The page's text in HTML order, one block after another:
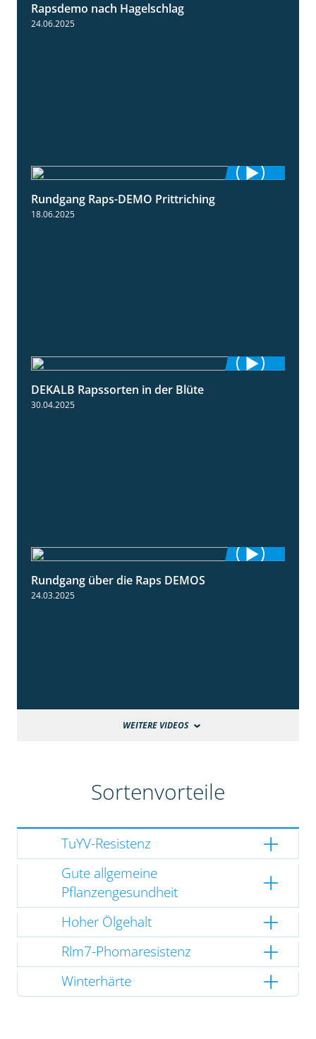
Rapsdemo nach Hagelschlag
24.06.2025
Rundgang Raps-DEMO Prittriching
18.06.2025
DEKALB Rapssorten in der Blüte
30.04.2025
Rundgang über die Raps DEMOS
24.03.2025
WEITERE VIDEOS
Sortenvorteile
TuYV-Resistenz
Gute allgemeine
Pflanzengesundheit
Hoher Ölgehalt
Rlm7-Phomaresistenz
Winterhärte